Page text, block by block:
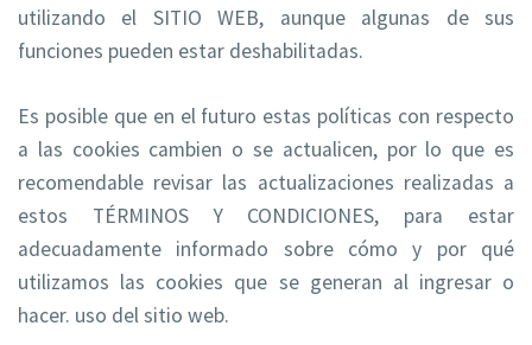
utilizando el SITIO WEB, aunque algunas de sus
funciones pueden estar deshabilitadas.
Es posible que en el futuro estas políticas con respecto
a las cookies cambien o se actualicen, por lo que es
recomendable revisar las actualizaciones realizadas a
estos TÉRMINOS Y CONDICIONES, para estar
adecuadamente informado sobre cómo y por qué
utilizamos las cookies que se generan al ingresar o
hacer. uso del sitio web.